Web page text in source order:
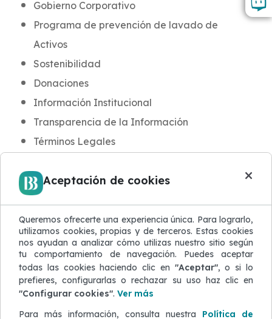
Aceptación de cookies ×
Queremos ofrecerte una experiencia única. Para lograrlo,
utilizamos cookies, propias y de terceros. Estas cookies
nos ayudan a analizar cómo utilizas nuestro sitio según
tu comportamiento de navegación. Puedes aceptar
todas las cookies haciendo clic en "Aceptar", o si lo
prefieres, configurarlas o rechazar su uso haz clic en
"Configurar cookies". Ver más
Para más información, consulta nuestra Política de
Gobierno Corporativo
Programa de prevención de lavado de
Activos
Sostenibilidad
Donaciones
Información Institucional
Transparencia de la Información
Términos Legales
Noticias y Novedades
Aula BB
Blog de Seguridad
Protección de Datos
Atención al Cliente
Quejas y Reclamaciones
Defensor del Cliente
ACERCA DEL SITIO WEB